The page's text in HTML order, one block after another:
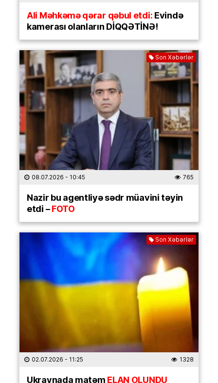
Ali Məhkəmə qərar qəbul etdi:Evində
kamerası olanların DİQQƏTİNƏ!
Son Xəbərlər
08.07.2026 - 10:45 765
Nazir bu agentliyə sədr müavini təyin
etdi –FOTO
Son Xəbərlər
02.07.2026 - 11:25 1328
Ukraynada matəmELAN OLUNDU